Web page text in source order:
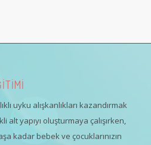
uyku alışkanlıkları kazandırmak
alt yapıyı oluşturmaya çalışırken,
kadar bebek ve çocuklarınızın